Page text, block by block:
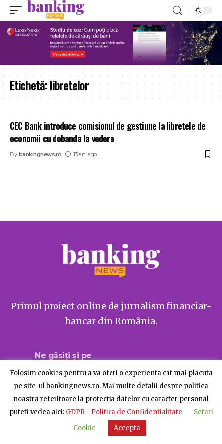
Etichetă:libretelor
CEC Bank introduce comisionul de gestiune la libretele de
economii cu dobanda la vedere
By bankingnews.ro 13 ani ago
Primul proiect online de jurnalism financiar-
bancar din România.
Ne găsiți și pe
© BankingNews - Toate drepturile rezervate
Despre BankingNews Contact Publicitate
Folosim cookies pentru a va oferi o experienta cat mai placuta
pe site-ul bankingnews.ro. Mai multe detalii despre politica
noastra referitoare la protectia datelor cu caracter personal
puteti vedea aici: GDPR - Politica de Confidentialitate
Setari
Cookie
Accepta